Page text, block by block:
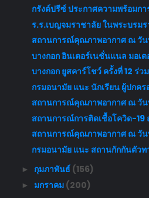
กรังด์ปรีซ์ ประกาศความพร้อมก
ร.ร.เบญจมราชาลัย ในพระบรม
สถานการณ์คุณภาพอากาศ ณ วั
บางกอก อินเตอร์เนชั่นแนล มอเ
บางกอก ยูสคาร์โชว์ ครั้งที่ 12 ร่
กรมอนามัย แนะ นักเรียน ผู้ปกค
สถานการณ์คุณภาพอากาศ ณ วั
สถานการณ์การติดเชื้อโควิด-
สถานการณ์คุณภาพอากาศ ณ วั
กรมอนามัย แนะ สถานกักกันตัว
► กุมภาพันธ์ (156)
► มกราคม (200)